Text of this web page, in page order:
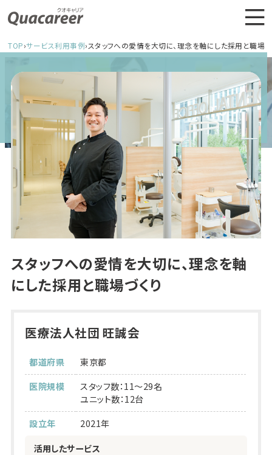
TOP›サービス利用事例›スタッフへの愛情を大切に、理念を軸にした採用と職場づ
スタッフへの愛情を大切に、理念を軸
にした採用と職場づくり
医療法人社団 旺誠会
都道府県
東京都
医院規模
スタッフ数：11～29名
ユニット数：12台
設立年
2021年
活用したサービス